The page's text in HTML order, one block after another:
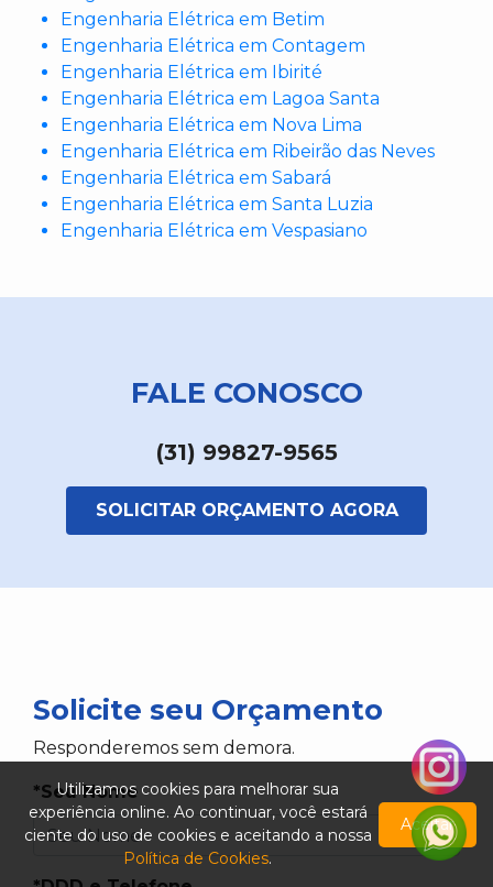
Engenharia Elétrica em Betim
Engenharia Elétrica em Contagem
Engenharia Elétrica em Ibirité
Engenharia Elétrica em Lagoa Santa
Engenharia Elétrica em Nova Lima
Engenharia Elétrica em Ribeirão das Neves
Engenharia Elétrica em Sabará
Engenharia Elétrica em Santa Luzia
Engenharia Elétrica em Vespasiano
FALE CONOSCO
(31) 99827-9565
SOLICITAR ORÇAMENTO AGORA
Solicite seu Orçamento
Responderemos sem demora.
*Seu Nome
Utilizamos cookies para melhorar sua
experiência online. Ao continuar, você estará
ciente do uso de cookies e aceitando a nossa
Política de Cookies.
Aceitar